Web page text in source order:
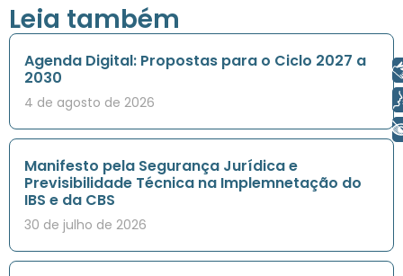
Leia também
Agenda Digital: Propostas para o Ciclo 2027 a
2030
4 de agosto de 2026
Manifesto pela Segurança Jurídica e
Previsibilidade Técnica na Implemnetação do
IBS e da CBS
30 de julho de 2026
Libras
+ Acessibilidade